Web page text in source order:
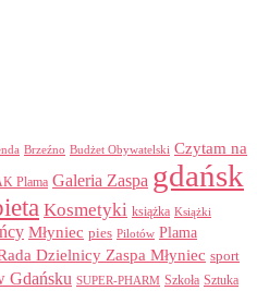
Brzeźno Budżet Obywatelski Czytam na
Plama Galeria Zaspa gdańsk
Kosmetyki książka Książki
Młyniec pies Pilotów Plama
Dzielnicy Zaspa Młyniec sport
Gdańsku SUPER-PHARM Szkoła Sztuka